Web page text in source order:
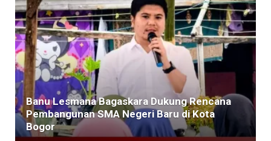
Banu Lesmana Bagaskara Dukung Rencana
Pembangunan SMA Negeri Baru di Kota
Bogor